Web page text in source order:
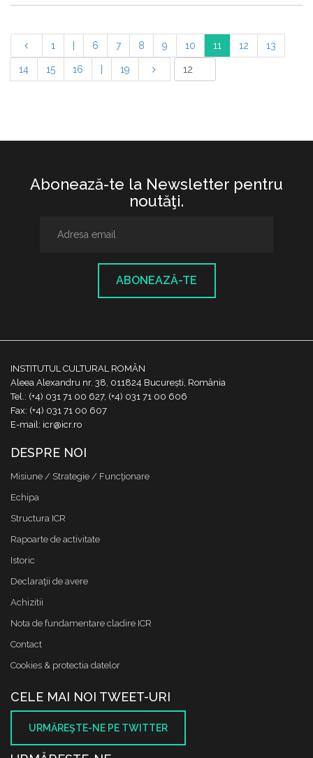
1 6 7 8 9 10 11 12 13
14 15 16 19
Abonează-te la Newsletter pentru
noutăţi.
ABONEAZĂ-TE
INSTITUTUL CULTURAL ROMÂN
Aleea Alexandru nr. 38, 011824 București, România
Tel.: (+4) 031 71 00 627, (+4) 031 71 00 606
Fax: (+4) 031 71 00 607
E-mail: icr@icr.ro
DESPRE NOI
Misiune / Strategie / Funcţionare
Echipa
Structura ICR
Rapoarte de activitate
Istoric
Declaraţii de avere
Achizitii
Nota de fundamentare cladire ICR
Contact
Cookies & protectia datelor
CELE MAI NOI TWEET-URI
URMĂREŞTE-NE PE TWITTER